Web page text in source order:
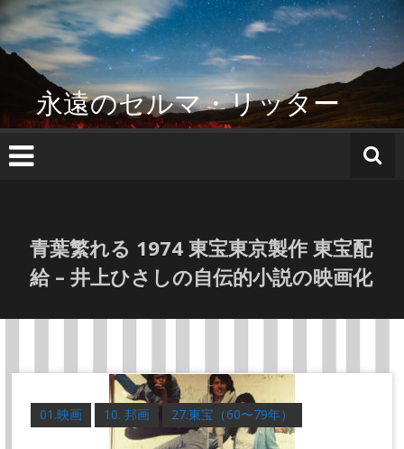
コ
ン
テ
へ
ス
キ
永遠のセルマ・リッター
青葉繁れる 1974 東宝東京製作 東宝配
給 – 井上ひさしの自伝的小説の映画化
01.映画 10. 邦画 27.東宝（60〜79年）